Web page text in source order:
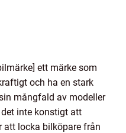
ett märke som
och ha en stark
mångfald av modeller
inte konstigt att
att locka bilköpare från